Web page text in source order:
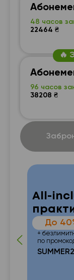
48 часов
22464 ₴
🔥
96 часов
38208 ₴
All-
До
+
по